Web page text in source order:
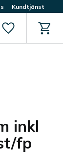
Kundtjänst
Favoriter
inkl
fp